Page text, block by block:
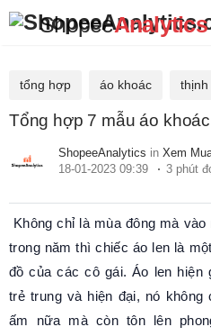
ShopeeAnalytics
tổng hợp áo khoác thịnh
Tổng hợp 7 mẫu áo
ShopeeAnalytics in Xem
18-01-2023 09:39
3 phút
Không chỉ là mùa đông mà
trong năm thì chiếc áo len là
đồ của các cô gái. Áo len hiện
trẻ trung và hiện đại, nó
ấm nữa mà còn tôn lên